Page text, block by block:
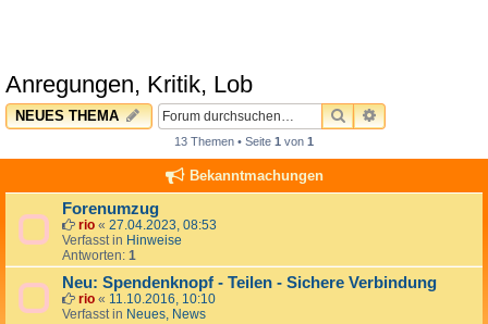
Anregungen, Kritik, Lob
NEUES THEMA SUCHEERWEITERTE
13 Themen • Seite 1 von 1
Bekanntmachungen
Forenumzug
rio « 27.04.2023, 08:53
Verfasst in Hinweise
Antworten: 1
Neu: Spendenknopf - Teilen - Sichere Verbindung
rio « 11.10.2016, 10:10
Verfasst in Neues, News